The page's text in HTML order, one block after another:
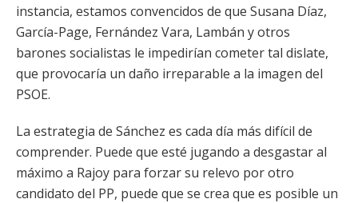
instancia, estamos convencidos de que Susana Díaz,
García-Page, Fernández Vara, Lambán y otros
barones socialistas le impedirían cometer tal dislate,
que provocaría un daño irreparable a la imagen del
PSOE.
La estrategia de Sánchez es cada día más difícil de
comprender. Puede que esté jugando a desgastar al
máximo a Rajoy para forzar su relevo por otro
candidato del PP, puede que se crea que es posible un